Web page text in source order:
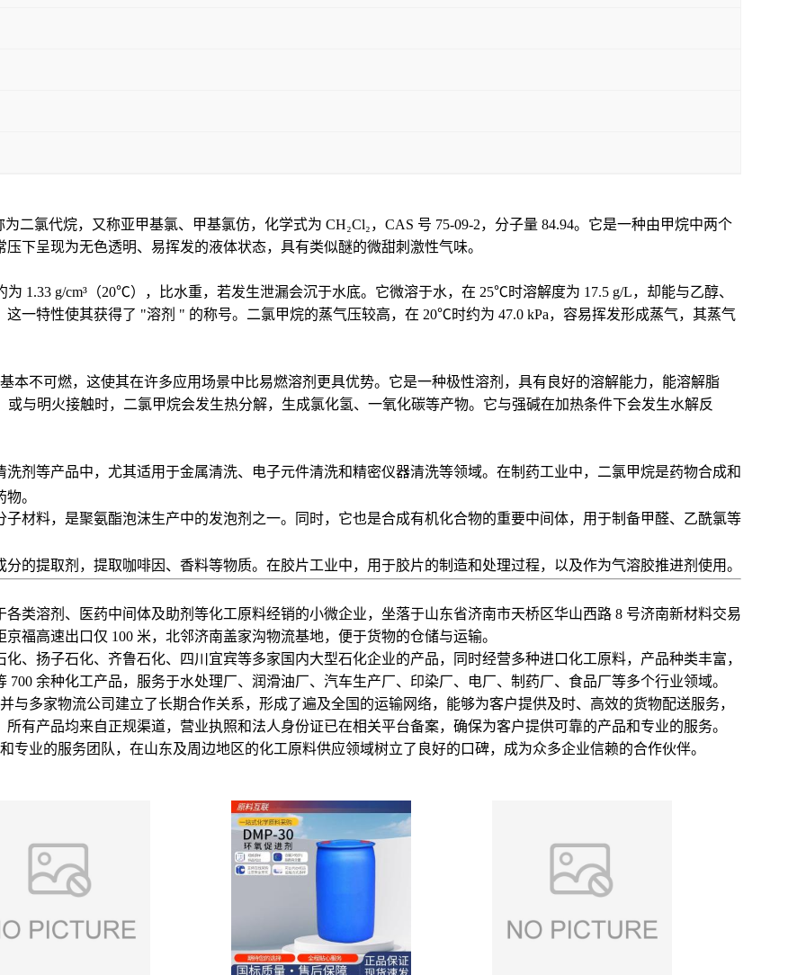
二氯代烷，又称亚甲基氯、甲基氯仿，化学式为 CH₂Cl₂，CAS 号 75-09-2，分子量 84.94。它是一种由甲烷中两个
下呈现为无色透明、易挥发的液体状态，具有类似醚的微甜刺激性气味。
1.33 g/cm³（20℃），比水重，若发生泄漏会沉于水底。它微溶于水，在 25℃时溶解度为 17.5 g/L，却能与乙醇、
一特性使其获得了 "溶剂 " 的称号。二氯甲烷的蒸气压较高，在 20℃时约为 47.0 kPa，容易挥发形成蒸气，其蒸气
不可燃，这使其在许多应用场景中比易燃溶剂更具优势。它是一种极性溶剂，具有良好的溶解能力，能溶解脂
与明火接触时，二氯甲烷会发生热分解，生成氯化氢、一氧化碳等产物。它与强碱在加热条件下会发生水解反
剂等产品中，尤其适用于金属清洗、电子元件清洗和精密仪器清洗等领域。在制药工业中，二氯甲烷是药物合成和
。
材料，是聚氨酯泡沫生产中的发泡剂之一。同时，它也是合成有机化合物的重要中间体，用于制备甲醛、乙酰氯等
的提取剂，提取咖啡因、香料等物质。在胶片工业中，用于胶片的制造和处理过程，以及作为气溶胶推进剂使用。
类溶剂、医药中间体及助剂等化工原料经销的小微企业，坐落于山东省济南市天桥区华山西路 8 号济南新材料交易
福高速出口仅 100 米，北邻济南盖家沟物流基地，便于货物的仓储与运输。
、扬子石化、齐鲁石化、四川宜宾等多家国内大型石化企业的产品，同时经营多种进口化工原料，产品种类丰富，
余种化工产品，服务于水处理厂、润滑油厂、汽车生产厂、印染厂、电厂、制药厂、食品厂等多个行业领域。
多家物流公司建立了长期合作关系，形成了遍及全国的运输网络，能够为客户提供及时、高效的货物配送服务，
有产品均来自正规渠道，营业执照和法人身份证已在相关平台备案，确保为客户提供可靠的产品和专业的服务。
业的服务团队，在山东及周边地区的化工原料供应领域树立了良好的口碑，成为众多企业信赖的合作伙伴。